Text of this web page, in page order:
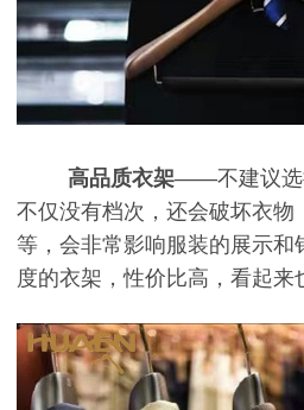
高品质衣架——不建议选
不仅没有档次，还会破坏衣物
等，会非常影响服装的展示和
度的衣架，性价比高，看起来